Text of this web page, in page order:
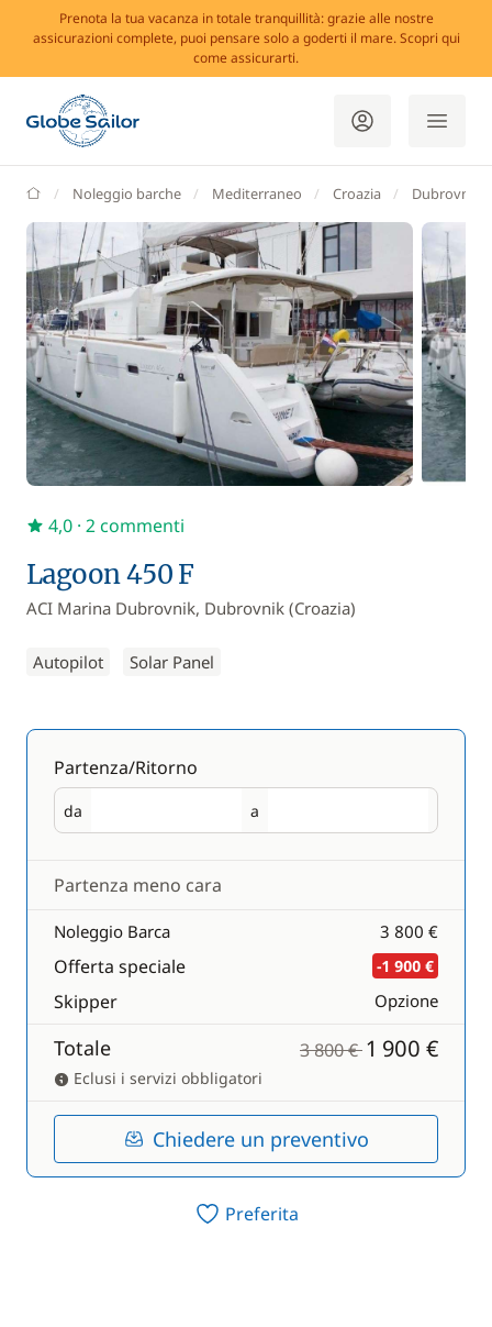
Prenota la tua vacanza in totale tranquillità: grazie alle nostre
assicurazioni complete, puoi pensare solo a goderti il mare. Scopri qui
come assicurarti.
GlobeSailor
Noleggio barche Mediterraneo Croazia Dubrovnik
Lagoon 450 F
ACI Marina Dubrovnik, Dubrovnik (Croazia)
Autopilot Solar Panel
4,0 · 2 commenti
Partenza/Ritorno
da
Partenza a
Ritorno
Partenza meno cara
Noleggio Barca 3 800 €
Offerta speciale -1 900 €
Skipper Opzione
Totale 3 800 €1 900 €
Eclusi i servizi obbligatori
Chiedere un preventivo
Preferita